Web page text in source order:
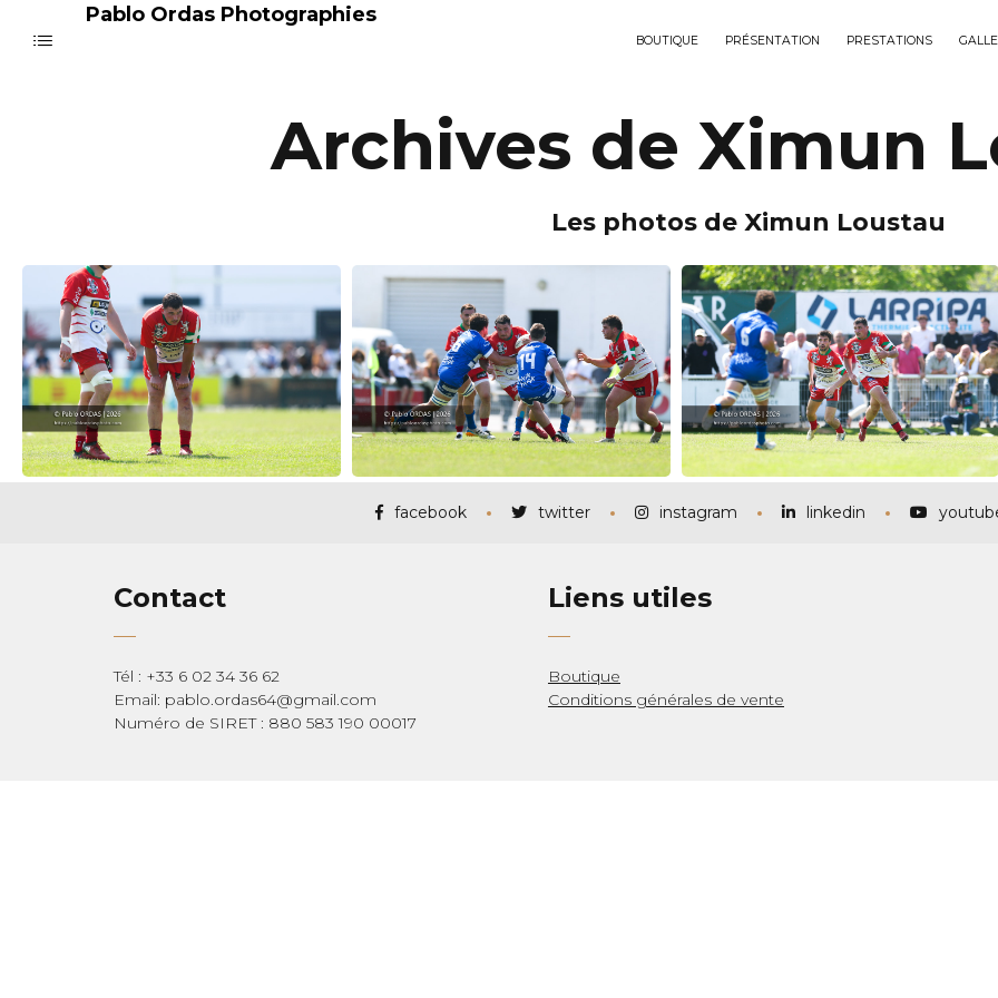
Pablo Ordas Photographies
BOUTIQUE PRÉSENTATION PRESTATIONS
Archives de Ximun
Les photos de Ximun Loustau
facebook twitter instagram linkedin
Contact
Tél : +33 6 02 34 36 62
Email: pablo.ordas64@gmail.com
Numéro de SIRET : 880 583 190 00017
Liens utiles
Boutique
Conditions générales de vente